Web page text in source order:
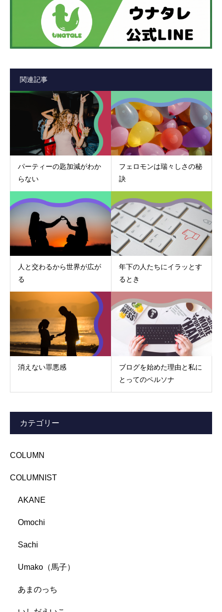
関連記事
パーティーの匙加減がわか
らない
フェロモンは瑞々しさの秘
訣
人と交わるから世界が広が
る
年下の人たちにイラッとす
るとき
消えない罪悪感
ブログを始めた理由と私に
とってのペルソナ
カテゴリー
COLUMN
COLUMNIST
AKANE
Omochi
Sachi
Umako（馬子）
あまのっち